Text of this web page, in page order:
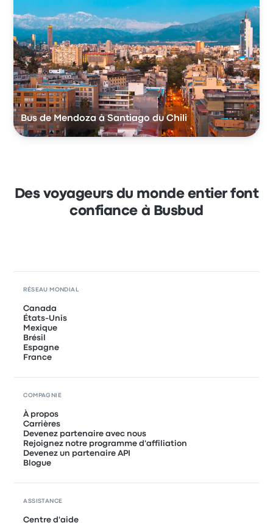
Bus de Mendoza à Santiago du Chili
Des voyageurs du monde entier font
confiance à Busbud
RÉSEAU MONDIAL
Canada
États-Unis
Mexique
Brésil
Espagne
France
COMPAGNIE
À propos
Carrières
Devenez partenaire avec nous
Rejoignez notre programme d'affiliation
Devenez un partenaire API
Blogue
ASSISTANCE
Centre d'aide